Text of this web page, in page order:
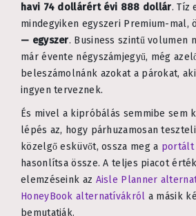
havi 74 dollárért évi 888 dollár. Tíz
mindegyiken egyszeri Premium-mal,
— egyszer. Business szintű volumen
már évente négyszámjegyű, még
beleszámolnánk azokat a párokat,
ingyen terveznek.
És mivel a kipróbálás semmibe sem
lépés az, hogy párhuzamosan
közelgő esküvőt, ossza meg a portált
hasonlítsa össze. A teljes piacot
elemzéseink az Aisle Planner
HoneyBook alternatívákról a másik
bemutatják.